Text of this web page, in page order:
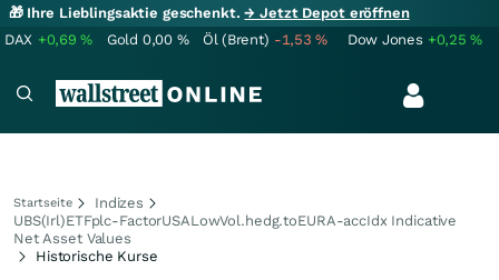
🎁 Ihre Lieblingsaktie geschenkt.→ Jetzt Depot eröffnen
DAX +0,69% Gold 0,00 % Öl (Brent) -1,53% Dow Jones +0,25%
Startseite
Indizes
UBS(Irl)ETFplc-FactorUSALowVol.hedg.toEURA-accIdx Indicative
Net Asset Values
Historische Kurse